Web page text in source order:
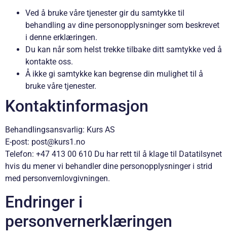
Ved å bruke våre tjenester gir du samtykke til
behandling av dine personopplysninger som beskrevet
i denne erklæringen.
Du kan når som helst trekke tilbake ditt samtykke ved å
kontakte oss.
Å ikke gi samtykke kan begrense din mulighet til å
bruke våre tjenester.
Kontaktinformasjon
Behandlingsansvarlig: Kurs AS
E-post: post@kurs1.no
Telefon: +47 413 00 610 Du har rett til å klage til Datatilsynet
hvis du mener vi behandler dine personopplysninger i strid
med personvernlovgivningen.
Endringer i
personvernerklæringen